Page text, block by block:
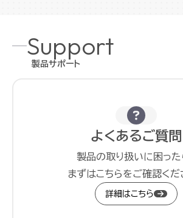
Support
製品サポート
よくあるご質問
製品の取り扱いに困った
まずはこちらをご確認くだ
詳細はこちら